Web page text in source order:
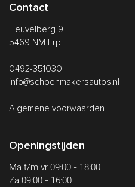
Contact
Heuvelberg 9
5469 NM Erp
0492-351030
info@schoenmakersautos.nl
Algemene voorwaarden
Openingstijden
Ma t/m vr 09:00 - 18:00
Za 09:00 - 16:00